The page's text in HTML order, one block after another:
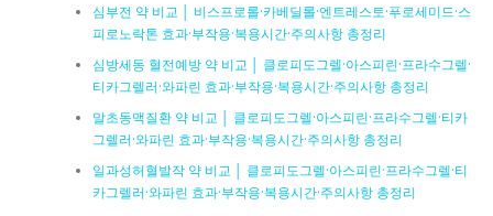
심부전 약 비교 │ 비스프로롤·카베딜롤·엔트레스토·푸로세미드·스
피로노락톤 효과·부작용·복용시간·주의사항 총정리
심방세동 혈전예방 약 비교 │ 클로피도그렐·아스피린·프라수그렐·
티카그렐러·와파린 효과·부작용·복용시간·주의사항 총정리
말초동맥질환 약 비교 │ 클로피도그렐·아스피린·프라수그렐·티카
그렐러·와파린 효과·부작용·복용시간·주의사항 총정리
일과성허혈발작 약 비교 │ 클로피도그렐·아스피린·프라수그렐·티
카그렐러·와파린 효과·부작용·복용시간·주의사항 총정리